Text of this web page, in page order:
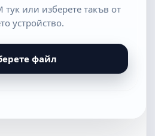
тук или изберете такъв от
устройство.
файл